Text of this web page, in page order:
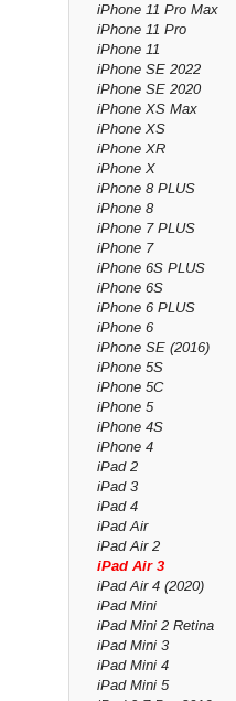
iPhone 11 Pro Max
iPhone 11 Pro
iPhone 11
iPhone SE 2022
iPhone SE 2020
iPhone XS Max
iPhone XS
iPhone XR
iPhone X
iPhone 8 PLUS
iPhone 8
iPhone 7 PLUS
iPhone 7
iPhone 6S PLUS
iPhone 6S
iPhone 6 PLUS
iPhone 6
iPhone SE (2016)
iPhone 5S
iPhone 5C
iPhone 5
iPhone 4S
iPhone 4
iPad 2
iPad 3
iPad 4
iPad Air
iPad Air 2
iPad Air 3
iPad Air 4 (2020)
iPad Mini
iPad Mini 2 Retina
iPad Mini 3
iPad Mini 4
iPad Mini 5